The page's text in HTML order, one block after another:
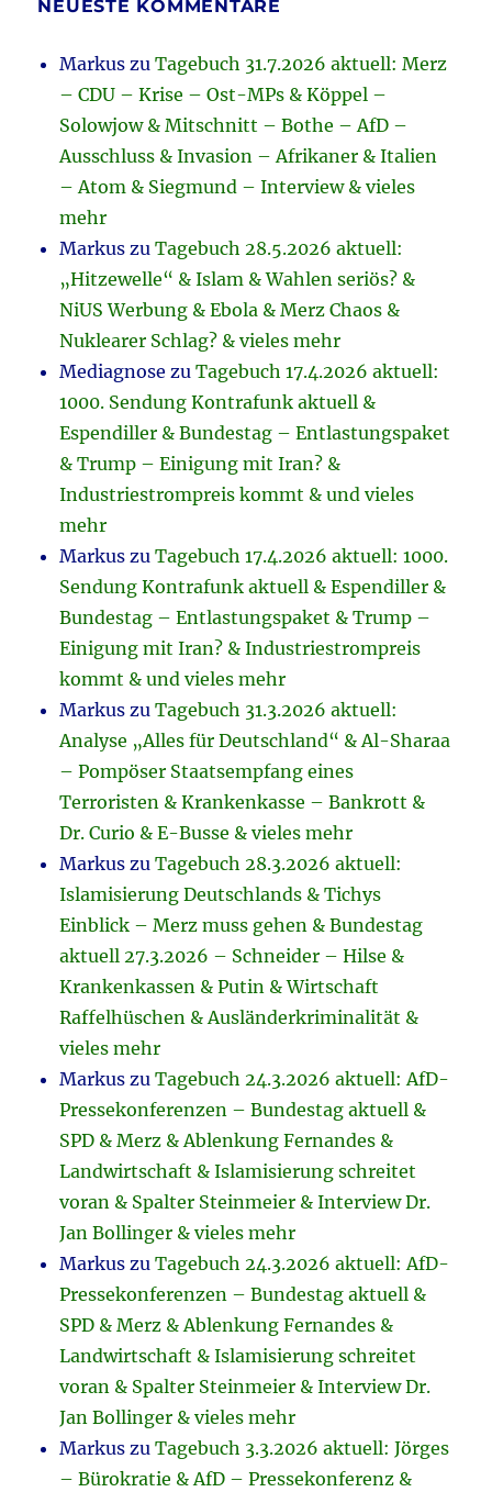
NEUESTE KOMMENTARE
Markus zuTagebuch 31.7.2026 aktuell: Merz
– CDU – Krise – Ost-MPs & Köppel –
Solowjow & Mitschnitt – Bothe – AfD –
Ausschluss & Invasion – Afrikaner & Italien
– Atom & Siegmund – Interview & vieles
mehr
Markus zuTagebuch 28.5.2026 aktuell:
„Hitzewelle“ & Islam & Wahlen seriös? &
NiUS Werbung & Ebola & Merz Chaos &
Nuklearer Schlag? & vieles mehr
Mediagnose zuTagebuch 17.4.2026 aktuell:
1000. Sendung Kontrafunk aktuell &
Espendiller & Bundestag – Entlastungspaket
& Trump – Einigung mit Iran? &
Industriestrompreis kommt & und vieles
mehr
Markus zuTagebuch 17.4.2026 aktuell: 1000.
Sendung Kontrafunk aktuell & Espendiller &
Bundestag – Entlastungspaket & Trump –
Einigung mit Iran? & Industriestrompreis
kommt & und vieles mehr
Markus zuTagebuch 31.3.2026 aktuell:
Analyse „Alles für Deutschland“ & Al-Sharaa
– Pompöser Staatsempfang eines
Terroristen & Krankenkasse – Bankrott &
Dr. Curio & E-Busse & vieles mehr
Markus zuTagebuch 28.3.2026 aktuell:
Islamisierung Deutschlands & Tichys
Einblick – Merz muss gehen & Bundestag
aktuell 27.3.2026 – Schneider – Hilse &
Krankenkassen & Putin & Wirtschaft
Raffelhüschen & Ausländerkriminalität &
vieles mehr
Markus zuTagebuch 24.3.2026 aktuell: AfD-
Pressekonferenzen – Bundestag aktuell &
SPD & Merz & Ablenkung Fernandes &
Landwirtschaft & Islamisierung schreitet
voran & Spalter Steinmeier & Interview Dr.
Jan Bollinger & vieles mehr
Markus zuTagebuch 24.3.2026 aktuell: AfD-
Pressekonferenzen – Bundestag aktuell &
SPD & Merz & Ablenkung Fernandes &
Landwirtschaft & Islamisierung schreitet
voran & Spalter Steinmeier & Interview Dr.
Jan Bollinger & vieles mehr
Markus zuTagebuch 3.3.2026 aktuell: Jörges
– Bürokratie & AfD – Pressekonferenz &